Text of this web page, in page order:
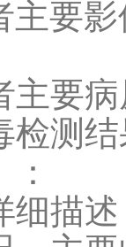
主要
）
主要
检测
细描